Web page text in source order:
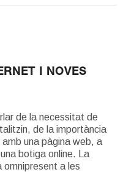
I NOVES
de la necessitat de
de la importància
una pàgina web, a
botiga online. La
omnipresent a les